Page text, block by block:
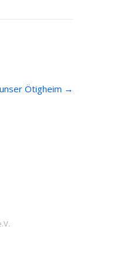
Ötigheim →